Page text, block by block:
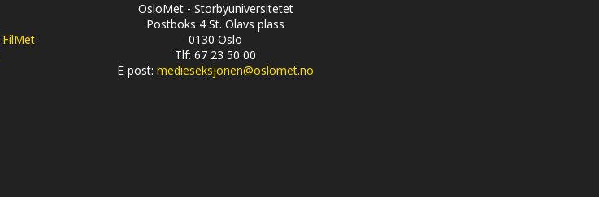
OsloMet - Storbyuniversitetet
Postboks 4 St. Olavs plass
0130 Oslo
Tlf: 67 23 50 00
E-post: medieseksjonen@oslomet.no